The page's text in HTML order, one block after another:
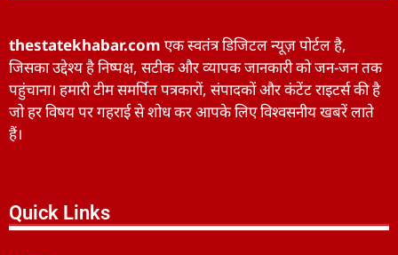
thestatekhabar.com एक स्वतंत्र डिजिटल न्यूज़ पोर्टल है,
जिसका उद्देश्य है निष्पक्ष, सटीक और व्यापक जानकारी को जन-जन तक
पहुंचाना। हमारी टीम समर्पित पत्रकारों, संपादकों और कंटेंट राइटर्स की है
जो हर विषय पर गहराई से शोध कर आपके लिए विश्वसनीय खबरें लाते
हैं।
Quick Links